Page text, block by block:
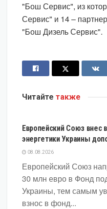
"Бош Сервис", из
Сервис" и 14 –
"Бош Дизель Сервис".
Читайте также
Европейский Союз
энергетики Украины
08.08.2026
Европейский Союз
30 млн евро в Фонд
Украины, тем самым
взнос в фонд...